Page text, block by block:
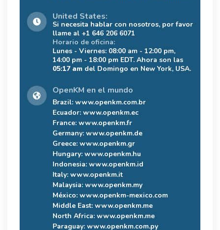
United States:
Si necesita hablar con nosotros, por favor
llame al +1 646 206 6071
Horario de oficina:
Lunes - Viernes: 08:00 am - 12:00 pm,
14:00 pm - 18:00 pm EDT. Ahora son las
05:17 am del Domingo en New York, USA.
OpenKM en el mundo
Brazil: www.openkm.com.br
Ecuador: www.openkm.ec
France: www.openkm.fr
Germany: www.openkm.de
Greece: www.openkm.gr
Hungary: www.openkm.hu
Indonesia: www.openkm.id
Italy: www.openkm.it
Malaysia: www.openkm.my
México: www.openkm-mexico.com
Middle East: www.openkm.me
North Africa: www.openkm.me
Paraguay: www.openkm.com.py